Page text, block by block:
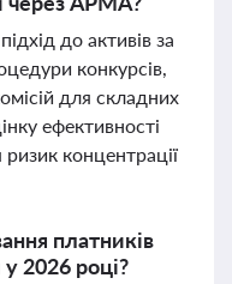
до активів за
конкурсів,
для складних
ефективності
ризик концентрації
платників
2026 році?